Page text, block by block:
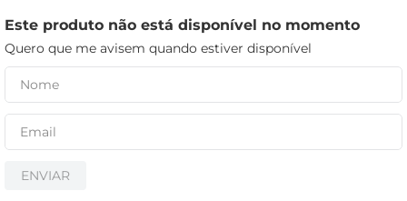
Este produto não está disponível no momento
Quero que me avisem quando estiver disponível
ENVIAR
iogurte
papel higiênico